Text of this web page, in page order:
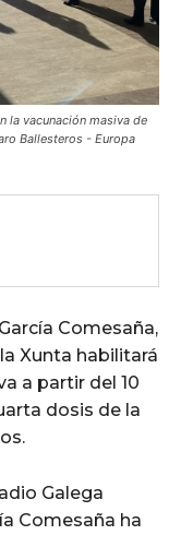
la vacunación masiva de
Ballesteros - Europa
Comesaña,
Xunta habilitará
a partir del 10
dosis de la
Galega
Comesaña ha